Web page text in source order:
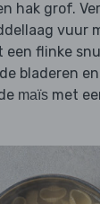
hak grof.
vuur
een flinke
bladeren
maïs met